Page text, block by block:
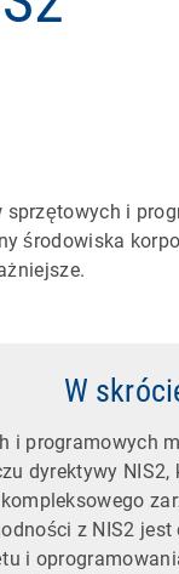
i
środowiska
W
i programowych
dyrektywy
z NIS2
i